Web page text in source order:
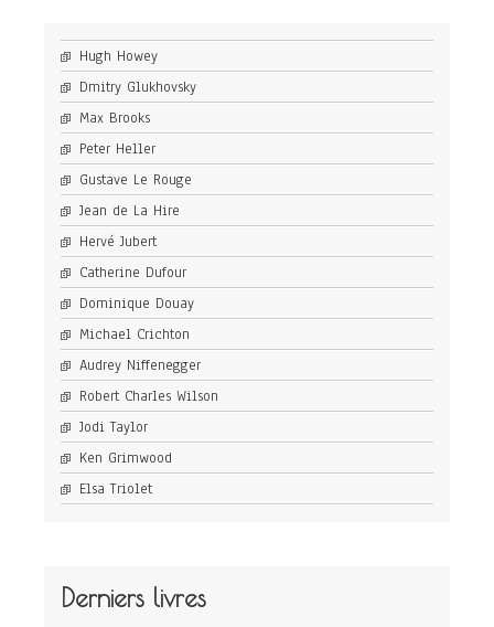
Hugh Howey
Dmitry Glukhovsky
Max Brooks
Peter Heller
Gustave Le Rouge
Jean de La Hire
Hervé Jubert
Catherine Dufour
Dominique Douay
Michael Crichton
Audrey Niffenegger
Robert Charles Wilson
Jodi Taylor
Ken Grimwood
Elsa Triolet
Derniers livres